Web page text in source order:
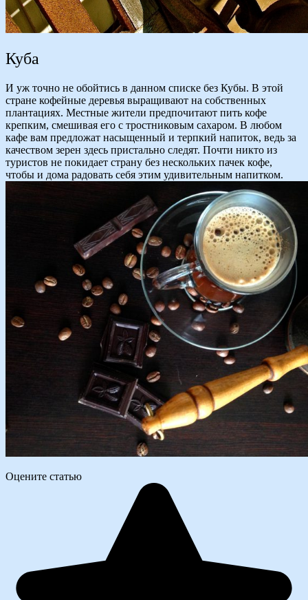
Куба
И уж точно не обойтись в данном списке без Кубы. В этой
стране кофейные деревья выращивают на собственных
плантациях. Местные жители предпочитают пить кофе
крепким, смешивая его с тростниковым сахаром. В любом
кафе вам предложат насыщенный и терпкий напиток, ведь за
качеством зерен здесь пристально следят. Почти никто из
туристов не покидает страну без нескольких пачек кофе,
чтобы и дома радовать себя этим удивительным напитком.
Оцените статью